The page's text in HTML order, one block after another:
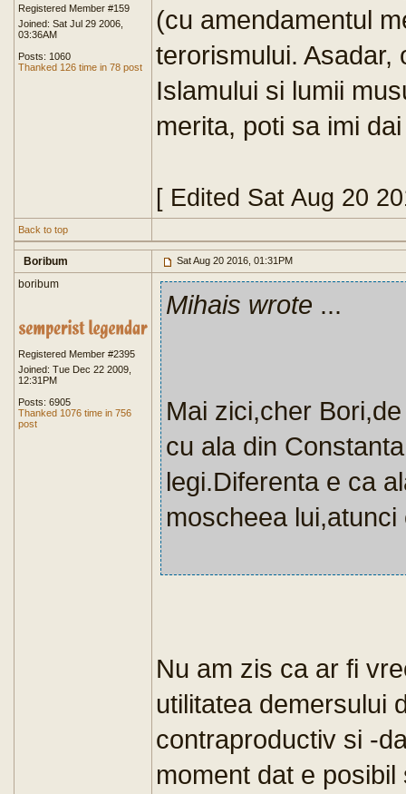
Registered Member #159
Joined: Sat Jul 29 2006,
03:36AM
Posts: 1060
Thanked 126 time in 78 post
(cu amendamentul
terorismului. Asadar,
Islamului si lumii
merita, poti sa imi
[ Edited Sat Aug 20
Back to top
Boribum Sat Aug 20 2016, 01:31PM
boribum
Registered Member #2395
Joined: Tue Dec 22 2009,
12:31PM
Posts: 6905
Thanked 1076 time in 756
post
Mihais wrote ...
Mai zici,cher
cu ala din
legi.Diferenta e ca
moscheea
Nu am zis ca ar fi
utilitatea demersului
contraproductiv si -
moment dat e